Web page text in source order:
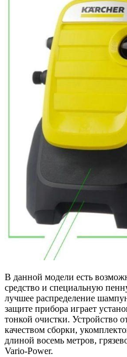
В данной модели есть
средство и специальную
лучшее распределение
защите прибора играет
тонкой очистки. Устройство
качеством сборки,
длиной восемь метров,
Vario-Power.